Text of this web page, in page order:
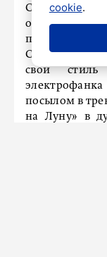
Сад»,
поэтичной
Саша
свой
посылом в
на Луну» в
cookie.